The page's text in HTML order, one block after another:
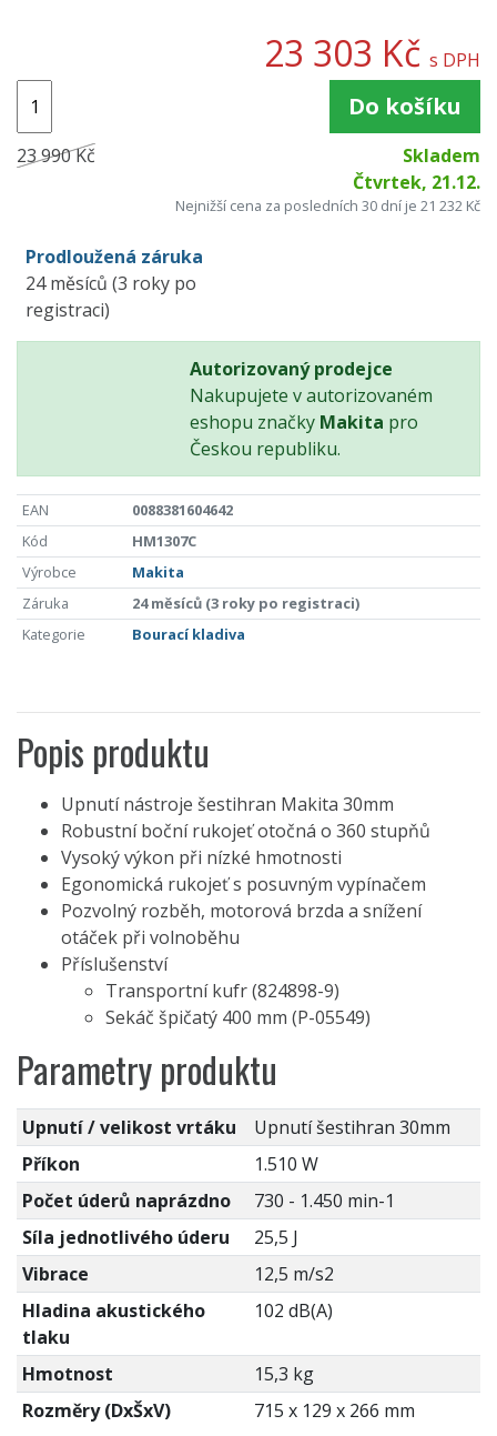
23 303 Kč s DPH
Do košíku
23 990 Kč
Skladem
Čtvrtek, 21.12.
Nejnižší cena za posledních 30 dní je 21 232 Kč
Prodloužená záruka
24 měsíců (3 roky po
registraci)
Autorizovaný prodejce
Nakupujete v autorizovaném
eshopu značky Makita pro
Českou republiku.
EAN
0088381604642
Kód
HM1307C
Výrobce
Makita
Záruka
24 měsíců (3 roky po registraci)
Kategorie
Bourací kladiva
Popis produktu
Upnutí nástroje šestihran Makita 30mm
Robustní boční rukojeť otočná o 360 stupňů
Vysoký výkon při nízké hmotnosti
Egonomická rukojeť s posuvným vypínačem
Pozvolný rozběh, motorová brzda a snížení
otáček při volnoběhu
Příslušenství
Transportní kufr (824898-9)
Sekáč špičatý 400 mm (P-05549)
Parametry produktu
Upnutí / velikost vrtáku
Upnutí šestihran 30mm
Příkon
1.510 W
Počet úderů naprázdno
730 - 1.450 min-1
Síla jednotlivého úderu
25,5 J
Vibrace
12,5 m/s2
Hladina akustického
tlaku
102 dB(A)
Hmotnost
15,3 kg
Rozměry (DxŠxV)
715 x 129 x 266 mm